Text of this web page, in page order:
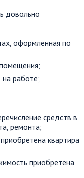
довольно
оформленная по
работе;
средств в
ремонта;
квартира
приобретена